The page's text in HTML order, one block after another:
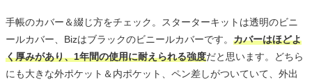
手帳のカバー＆綴じ方をチェック。スターターキットは透明のビニ
ールカバー、Bizはブラックのビニールカバーです。 カバーはほどよ
く厚みがあり、1年間の使用に耐えられる強度だと思います。どちら
にも大きな外ポケット＆内ポケット、ペン差しがついていて、外出